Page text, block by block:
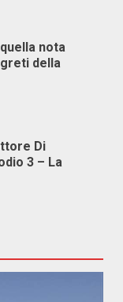
nota
della
Di
3 – La